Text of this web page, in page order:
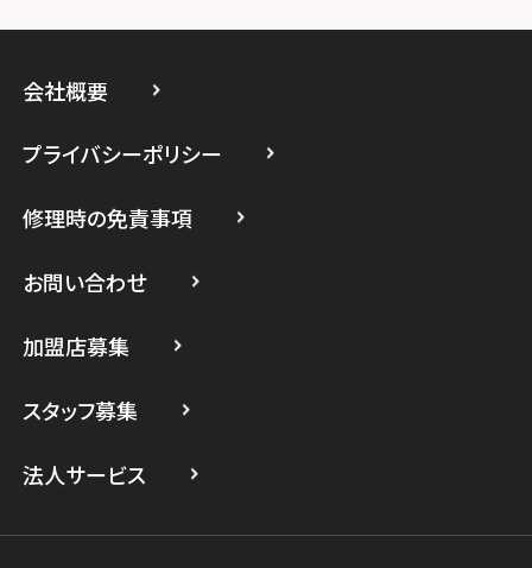
スマホスピタル たまプラーザ駅前
スマホスピタル 登戸・向ヶ丘遊園
スマホスピタル 武蔵小杉
スマホスピタル テルル上大岡
会社概要
プライバシーポリシー
修理時の免責事項
お問い合わせ
加盟店募集
スタッフ募集
法人サービス